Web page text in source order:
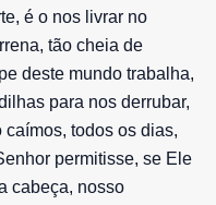
é o nos livrar no
tão cheia de
deste mundo trabalha,
para nos derrubar,
todos os dias,
permitisse, se Ele
cabeça, nosso